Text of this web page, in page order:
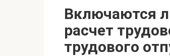
Включаются
расчет
трудового